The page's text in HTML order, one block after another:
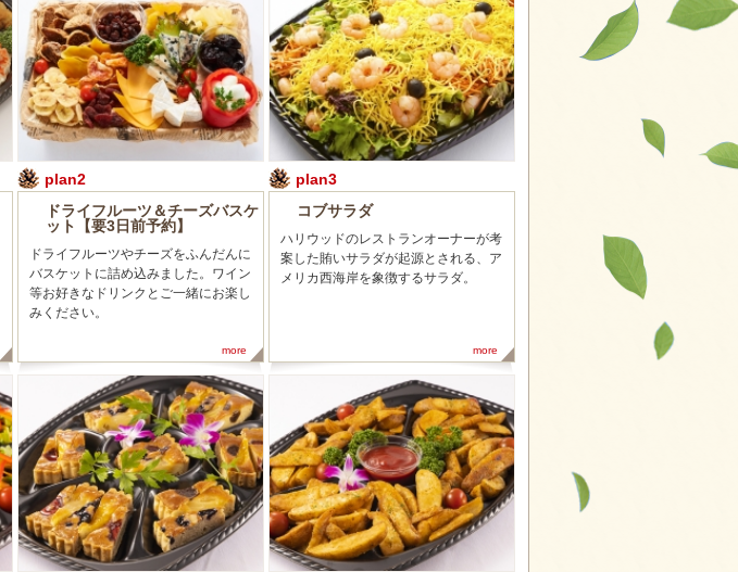
plan2
ドライフルーツ＆チーズバスケ
ット【要3日前予約】
ドライフルーツやチーズをふんだんに
バスケットに詰め込みました。ワイン
等お好きなドリンクとご一緒にお楽し
みください。
more
plan3
コブサラダ
ハリウッドのレストランオーナーが考
案した賄いサラダが起源とされる、ア
メリカ西海岸を象徴するサラダ。
more